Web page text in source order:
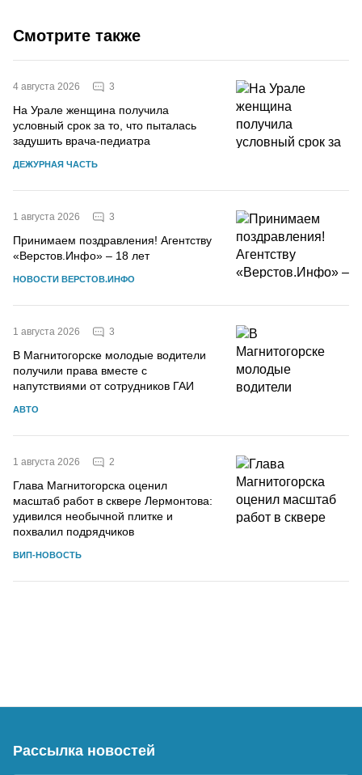
Смотрите также
4 августа 2026 3
На Урале женщина получила
условный срок за то, что пыталась
задушить врача-педиатра
ДЕЖУРНАЯ ЧАСТЬ
1 августа 2026 3
Принимаем поздравления! Агентству
«Верстов.Инфо» – 18 лет
НОВОСТИ ВЕРСТОВ.ИНФО
1 августа 2026 3
В Магнитогорске молодые водители
получили права вместе с
напутствиями от сотрудников ГАИ
АВТО
1 августа 2026 2
Глава Магнитогорска оценил
масштаб работ в сквере Лермонтова:
удивился необычной плитке и
похвалил подрядчиков
ВИП-НОВОСТЬ
Рассылка новостей